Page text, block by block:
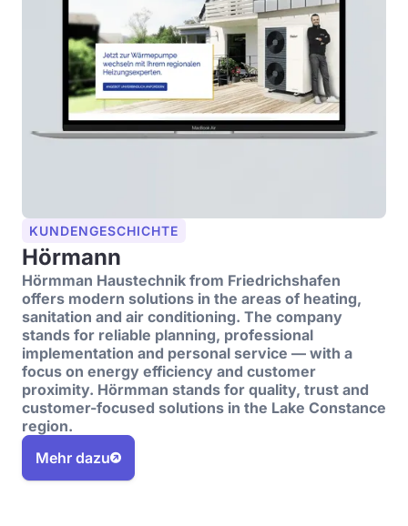
KUNDENGESCHICHTE
Hörmann
Hörmman Haustechnik from Friedrichshafen
offers modern solutions in the areas of heating,
sanitation and air conditioning. The company
stands for reliable planning, professional
implementation and personal service — with a
focus on energy efficiency and customer
proximity. Hörmman stands for quality, trust and
customer-focused solutions in the Lake Constance
region.
Mehr dazu